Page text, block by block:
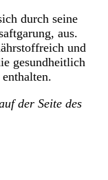
durch seine
aus.
und
gesundheitlich
der Seite des